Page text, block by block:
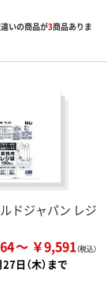
いの商品が3商品ありま
ドジャパン レジ
￥9,591
日（木）まで